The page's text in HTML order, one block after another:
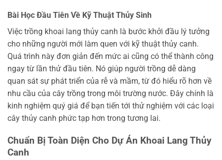
Bài Học Đầu Tiên Về Kỹ Thuật Thủy Sinh
Việc trồng khoai lang thủy canh là bước khởi đầu lý tưởng
cho những người mới làm quen với kỹ thuật thủy canh.
Quá trình này đơn giản đến mức ai cũng có thể thành công
ngay từ lần thử đầu tiên. Nó giúp người trồng dễ dàng
quan sát sự phát triển của rễ và mầm, từ đó hiểu rõ hơn về
nhu cầu của cây trồng trong môi trường nước. Đây chính là
kinh nghiệm quý giá để bạn tiến tới thử nghiệm với các loại
cây thủy canh phức tạp hơn trong tương lai.
Chuẩn Bị Toàn Diện Cho Dự Án Khoai Lang Thủy
Canh